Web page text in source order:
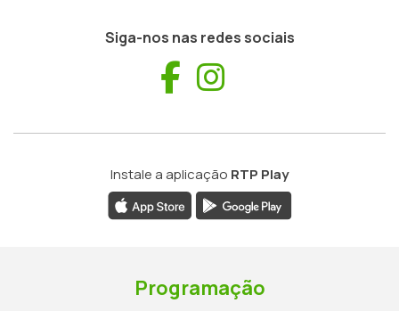
Siga-nos nas redes sociais
Facebook
Instale a aplicação RTP Play
Programação